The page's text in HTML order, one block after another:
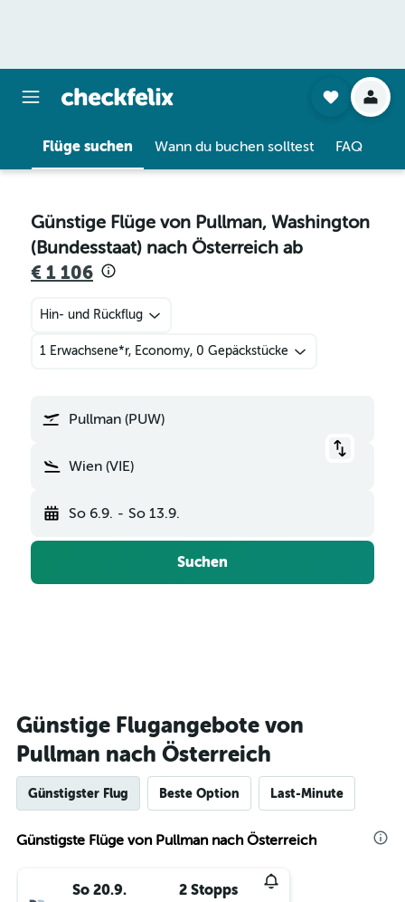
Flüge suchen Wann du buchen solltest FAQ
Günstige Flüge von Pullman, Washington
(Bundesstaat) nach Österreich ab
€ 1 106
Hin- und Rückflug
1 Erwachsene*r, Economy, 0 Gepäckstücke
Pullman (PUW)
Wien (VIE)
So 6.9. - So 13.9.
Suchen
Günstige Flugangebote von
Pullman nach Österreich
Günstigster Flug Beste Option Last-Minute
Günstigste Flüge von Pullman nach Österreich
So 20.9. 2 Stopps